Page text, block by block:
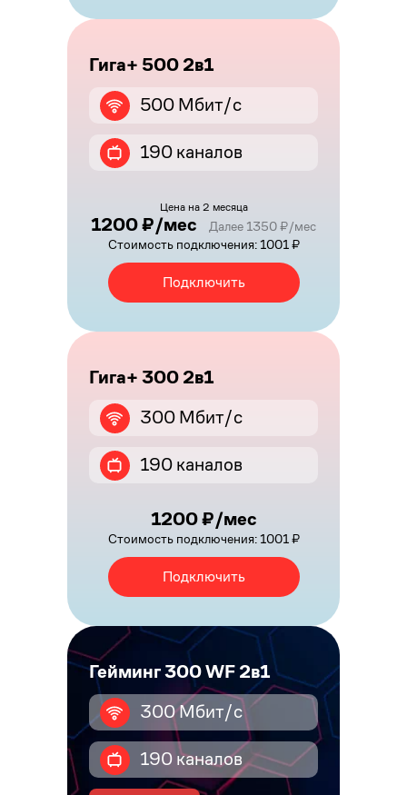
Гига+ 500 2в1
500 Мбит/с
190 каналов
Цена на 2 месяца
1200 ₽/мес
Далее 1350 ₽/мес
Стоимость подключения: 1001 ₽
Подключить
Гига+ 300 2в1
300 Мбит/с
190 каналов
1200 ₽/мес
Стоимость подключения: 1001 ₽
Подключить
Гейминг 300 WF 2в1
300 Мбит/с
190 каналов